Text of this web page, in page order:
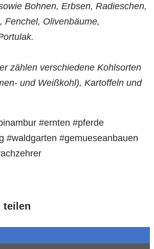
Bohnen, Erbsen, Radieschen,
Fenchel, Olivenbäume,
zählen verschiedene Kohlsorten
und Weißkohl), Kartoffeln und
#ernten #pferde
#waldgarten #gemueseanbauen
teilen